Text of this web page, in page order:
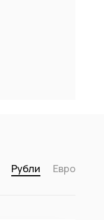
Рубли Евро